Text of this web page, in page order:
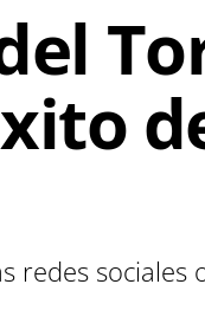
redes sociales